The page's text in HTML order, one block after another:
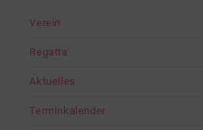
Verein
Regatta
Aktuelles
Terminkalender